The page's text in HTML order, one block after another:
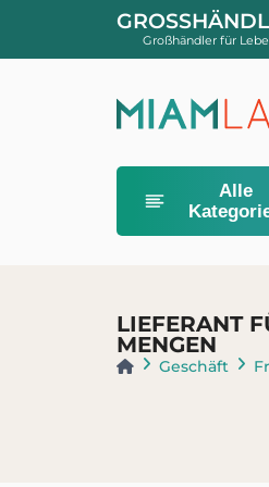
Großhändler für
Alle
LIEFERANT
MENGEN
Geschäft